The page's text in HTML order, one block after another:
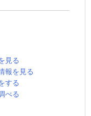
見る
報を見る
する
べる